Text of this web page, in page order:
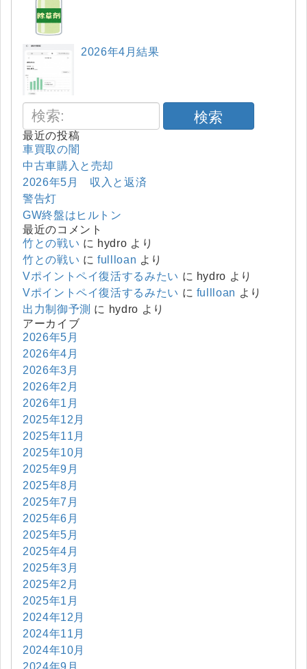
2026年4月結果
検索
最近の投稿
車買取の闇
中古車購入と売却
2026年5月 収入と返済
警告灯
GW終盤はヒルトン
最近のコメント
竹との戦い に hydro より
竹との戦い にfullloan より
Vポイントペイ復活するみたい に hydro より
Vポイントペイ復活するみたい に fullloan より
出力制御予測 に hydro より
アーカイブ
2026年5月
2026年4月
2026年3月
2026年2月
2026年1月
2025年12月
2025年11月
2025年10月
2025年9月
2025年8月
2025年7月
2025年6月
2025年5月
2025年4月
2025年3月
2025年2月
2025年1月
2024年12月
2024年11月
2024年10月
2024年9月